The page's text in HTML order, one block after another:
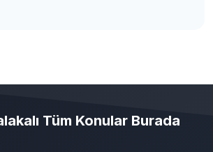
Tüm Konular Burada